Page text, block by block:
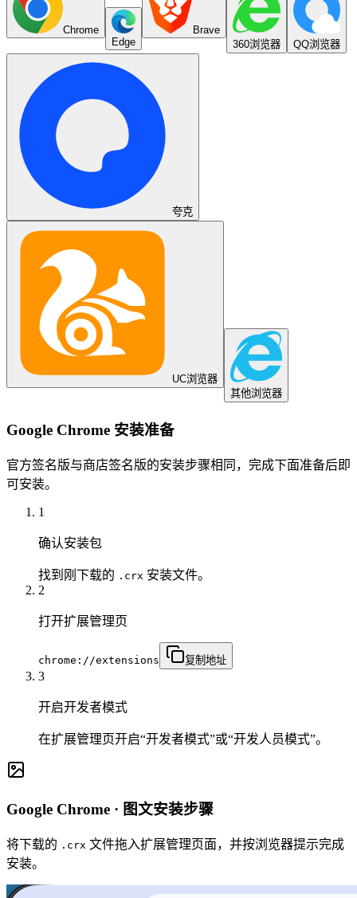
Chrome
Edge
Brave
360浏览器
QQ浏览器
夸克
UC浏览器
其他浏览器
Google Chrome 安装准备
官方签名版与商店签名版的安装步骤相同，完成下面准备后即
可安装。
1
确认安装包
找到刚下载的 .crx 安装文件。
2
打开扩展管理页
chrome://extensions 复制地址
3
开启开发者模式
在扩展管理页开启“开发者模式”或“开发人员模式”。
Google Chrome · 图文安装步骤
将下载的 .crx 文件拖入扩展管理页面，并按浏览器提示完成
安装。